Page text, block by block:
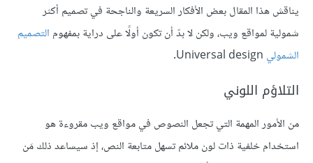
يناقش هذا المقال بعض الأفكار السريعة والناجحة في تصميم أكثر
شمولية لمواقع ويب، ولكن لا بدّ أن تكون أولًا على دراية بمفهوم التصميم
الشمولي
التلاؤم اللوني
من الأمور المهمة التي تجعل النصوص في مواقع ويب مقروءة هو
استخدام خلفية ذات لون ملائم تسهل متابعة النص، إذ سيساعد ذلك مَن